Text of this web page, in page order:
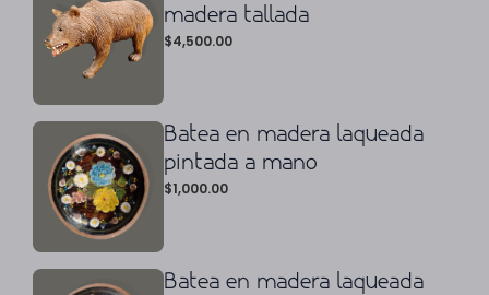
madera tallada
$4,500.00
Batea en madera laqueada
pintada a mano
$1,000.00
Batea en madera laqueada